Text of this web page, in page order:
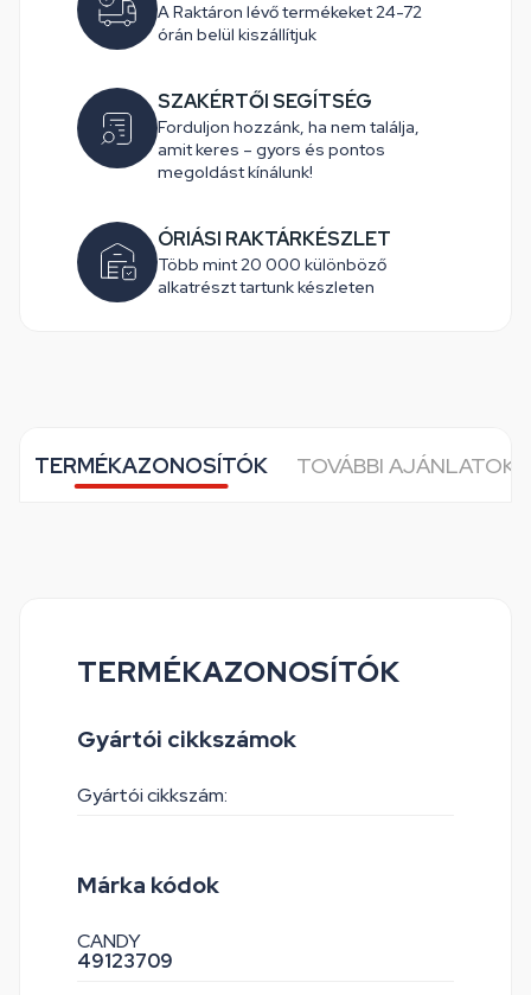
A Raktáron lévő termékeket 24-72
órán belül kiszállítjuk
SZAKÉRTŐI SEGÍTSÉG
Forduljon hozzánk, ha nem találja,
amit keres – gyors és pontos
megoldást kínálunk!
ÓRIÁSI RAKTÁRKÉSZLET
Több mint 20 000 különböző
alkatrészt tartunk készleten
TERMÉKAZONOSÍTÓK TOVÁBBI AJÁNLATOK
TERMÉKAZONOSÍTÓK
Gyártói cikkszámok
Gyártói cikkszám:
Márka kódok
CANDY
49123709